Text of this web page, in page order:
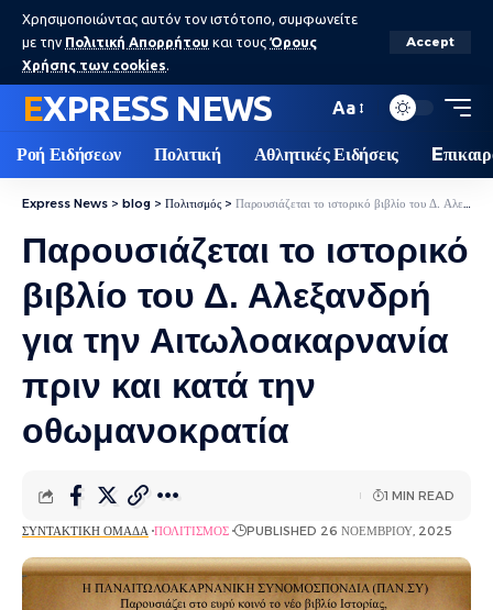
Χρησιμοποιώντας αυτόν τον ιστότοπο, συμφωνείτε
με την Πολιτική Απορρήτου και τους Όρους
Χρήσης των cookies.
Accept
EXPRESS NEWS Aa
Ροή Ειδήσεων Πολιτική Αθλητικές Ειδήσεις
Express News > blog > Πολιτισμός > Παρουσιάζεται το ιστορικό βιβλίο του Δ. Αλεξανδρή για την Αιτωλοακαρνανία πριν και κατά την οθωμανοκρατία
Παρουσιάζεται το ιστορικό
βιβλίο του Δ. Αλεξανδρή
για την Αιτωλοακαρνανία
πριν και κατά την
οθωμανοκρατία
ΣΥΝΤΑΚΤΙΚΉ ΟΜΆΔΑ ΠΟΛΙΤΙΣΜΌΣ PUBLISHED 26 ΝΟΕΜΒΡΊΟΥ, 2025
1 MIN READ